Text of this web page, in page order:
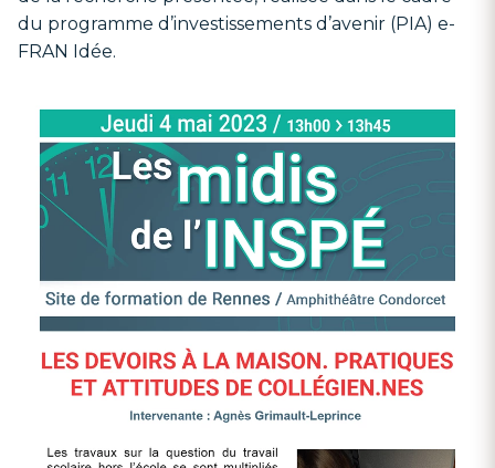
du programme d’investissements d’avenir (PIA) e-
FRAN Idée.